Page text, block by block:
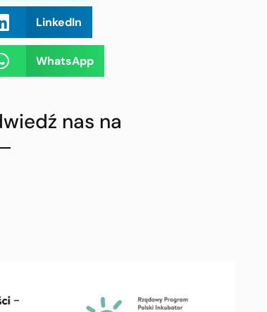
LinkedIn
WhatsApp
nas na